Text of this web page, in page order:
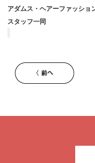
アダムス・ヘアーファッショ
スタッフ一同